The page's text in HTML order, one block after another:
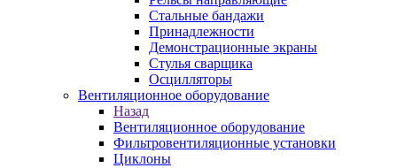
Стальные бандажи
Принадлежности
Демонстрационные экраны
Стулья сварщика
Осцилляторы
Вентиляционное оборудование
Назад
Вентиляционное оборудование
Фильтровентиляционные установки
Циклоны